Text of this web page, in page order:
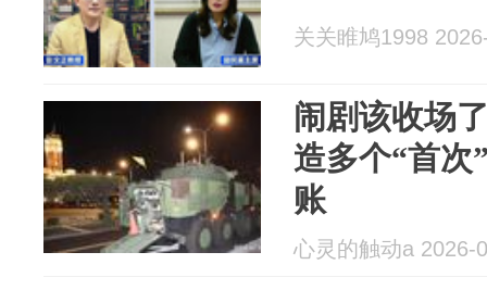
关关睢鸠1998
闹剧该收场
造多个“首次
账
心灵的触动a 2026-